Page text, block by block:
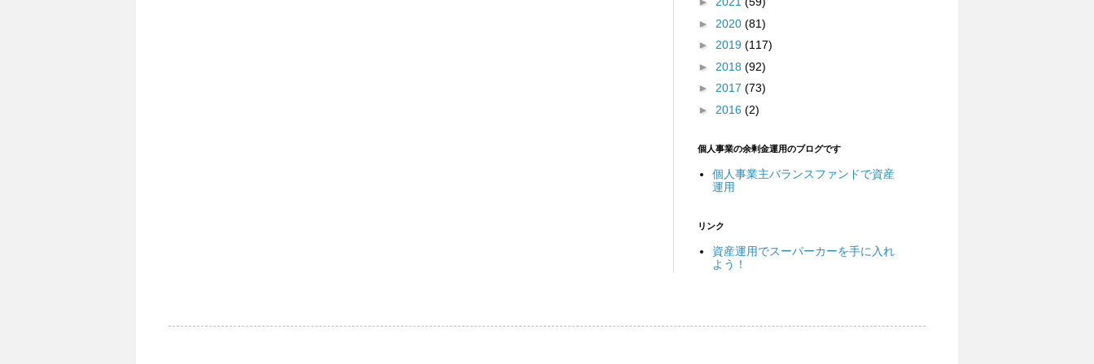
► 2020 (81)
► 2019 (117)
► 2018 (92)
► 2017 (73)
► 2016 (2)
個人事業の余剰金運用のブログです
個人事業主バランスファンドで資産
運用
リンク
資産運用でスーパーカーを手に入れ
よう！